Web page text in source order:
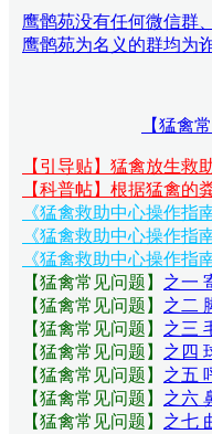
鹰鹘苑没有任何微信群
鹰鹘苑为名义的群均为
【猛禽
【引导贴】猛禽放生救
【科普帖】根据猛禽的
《猛禽救助中心操作指南
《猛禽救助中心操作指南
《猛禽救助中心操作指南
【猛禽常见问题 】 之一
【猛禽常见问题 】 之二
【猛禽常见问题 】 之三
【猛禽常见问题 】 之四
【猛禽常见问题 】 之五
【猛禽常见问题 】 之六
【猛禽常见问题 】 之七